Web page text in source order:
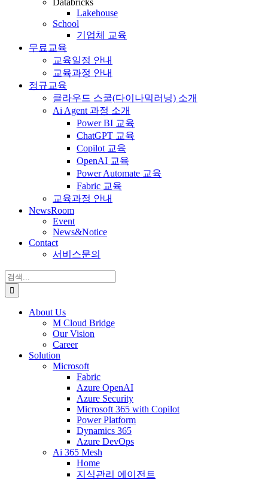
Databricks
Lakehouse
School
기업체 교육
무료교육
교육일정 안내
교육과정 안내
정규교육
클라우드 스쿨(다이나믹러닝) 소개
Ai Agent 과정 소개
Power BI 교육
ChatGPT 교육
Copilot 교육
OpenAI 교육
Power Automate 교육
Fabric 교육
교육과정 안내
NewsRoom
Event
News&Notice
Contact
서비스문의
검
색:
About Us
M Cloud Bridge
Our Vision
Career
Solution
Microsoft
Fabric
Azure OpenAI
Azure Security
Microsoft 365 with Copilot
Power Platform
Dynamics 365
Azure DevOps
Ai 365 Mesh
Home
지식관리 에이전트